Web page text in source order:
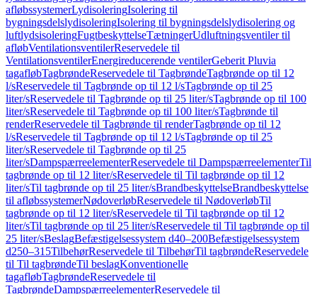
afløbssystemerLydisoleringIsolering til
bygningsdelslydisoleringIsolering til bygningsdelslydisolering og
luftlydsisoleringFugtbeskyttelseTætningerUdluftningsventiler til
afløbVentilationsventilerReservedele til
VentilationsventilerEnergireducerende ventilerGeberit Pluvia
tagafløbTagbrøndeReservedele til TagbrøndeTagbrønde op til 12
l/sReservedele til Tagbrønde op til 12 l/sTagbrønde op til 25
liter/sReservedele til Tagbrønde op til 25 liter/sTagbrønde op til 100
liter/sReservedele til Tagbrønde op til 100 liter/sTagbrønde til
renderReservedele til Tagbrønde til renderTagbrønde op til 12
l/sReservedele til Tagbrønde op til 12 l/sTagbrønde op til 25
liter/sReservedele til Tagbrønde op til 25
liter/sDampspærreelementerReservedele til DampspærreelementerTil
tagbrønde op til 12 liter/sReservedele til Til tagbrønde op til 12
liter/sTil tagbrønde op til 25 liter/sBrandbeskyttelseBrandbeskyttelse
til afløbssystemerNødoverløbReservedele til NødoverløbTil
tagbrønde op til 12 liter/sReservedele til Til tagbrønde op til 12
liter/sTil tagbrønde op til 25 liter/sReservedele til Til tagbrønde op til
25 liter/sBeslagBefæstigelsessystem d40–200Befæstigelsessystem
d250–315TilbehørReservedele til TilbehørTil tagbrøndeReservedele
til Til tagbrøndeTil beslagKonventionelle
tagafløbTagbrøndeReservedele til
TagbrøndeDampspærreelementerReservedele til